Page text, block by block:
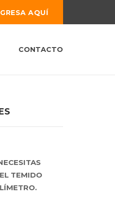
AQUÍ
CONTACTO
TEMIDO